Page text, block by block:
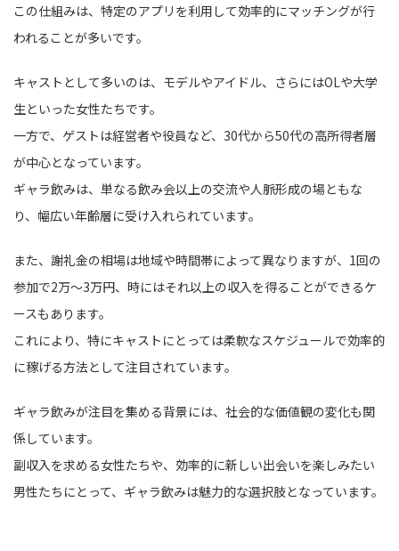
この仕組みは、特定のアプリを利用して効率的にマッチングが行
われることが多いです。
キャストとして多いのは、モデルやアイドル、さらにはOLや大学
生といった女性たちです。
一方で、ゲストは経営者や役員など、30代から50代の高所得者層
が中心となっています。
ギャラ飲みは、単なる飲み会以上の交流や人脈形成の場ともな
り、幅広い年齢層に受け入れられています。
また、謝礼金の相場は地域や時間帯によって異なりますが、1回の
参加で2万〜3万円、時にはそれ以上の収入を得ることができるケ
ースもあります。
これにより、特にキャストにとっては柔軟なスケジュールで効率的
に稼げる方法として注目されています。
ギャラ飲みが注目を集める背景には、社会的な価値観の変化も関
係しています。
副収入を求める女性たちや、効率的に新しい出会いを楽しみたい
男性たちにとって、ギャラ飲みは魅力的な選択肢となっています。